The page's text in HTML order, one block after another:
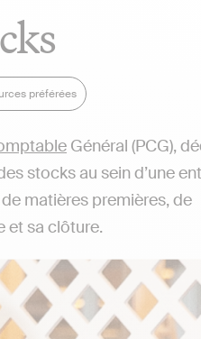
préférées
Général (PCG),
stocks au sein d’une
matières premières, de
et sa clôture.